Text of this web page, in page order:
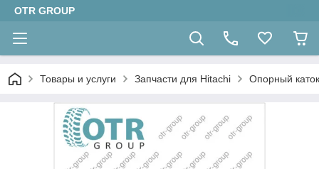
OTR GROUP
Товары и услуги Запчасти для Hitachi Опорный